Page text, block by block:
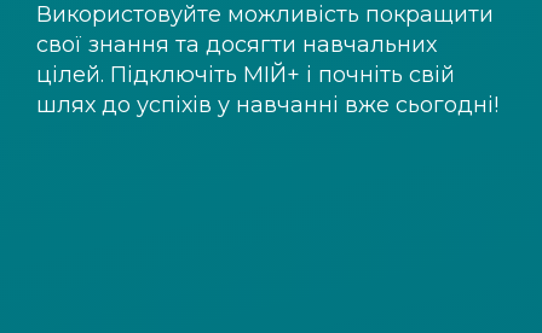
Використовуйте можливість покращити
свої знання та досягти навчальних
цілей. Підключіть МІЙ+ і почніть свій
шлях до успіхів у навчанні вже сьогодні!